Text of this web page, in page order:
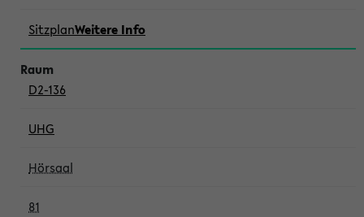
SitzplanWeitere Info
D2-136
UHG
Hörsaal
81